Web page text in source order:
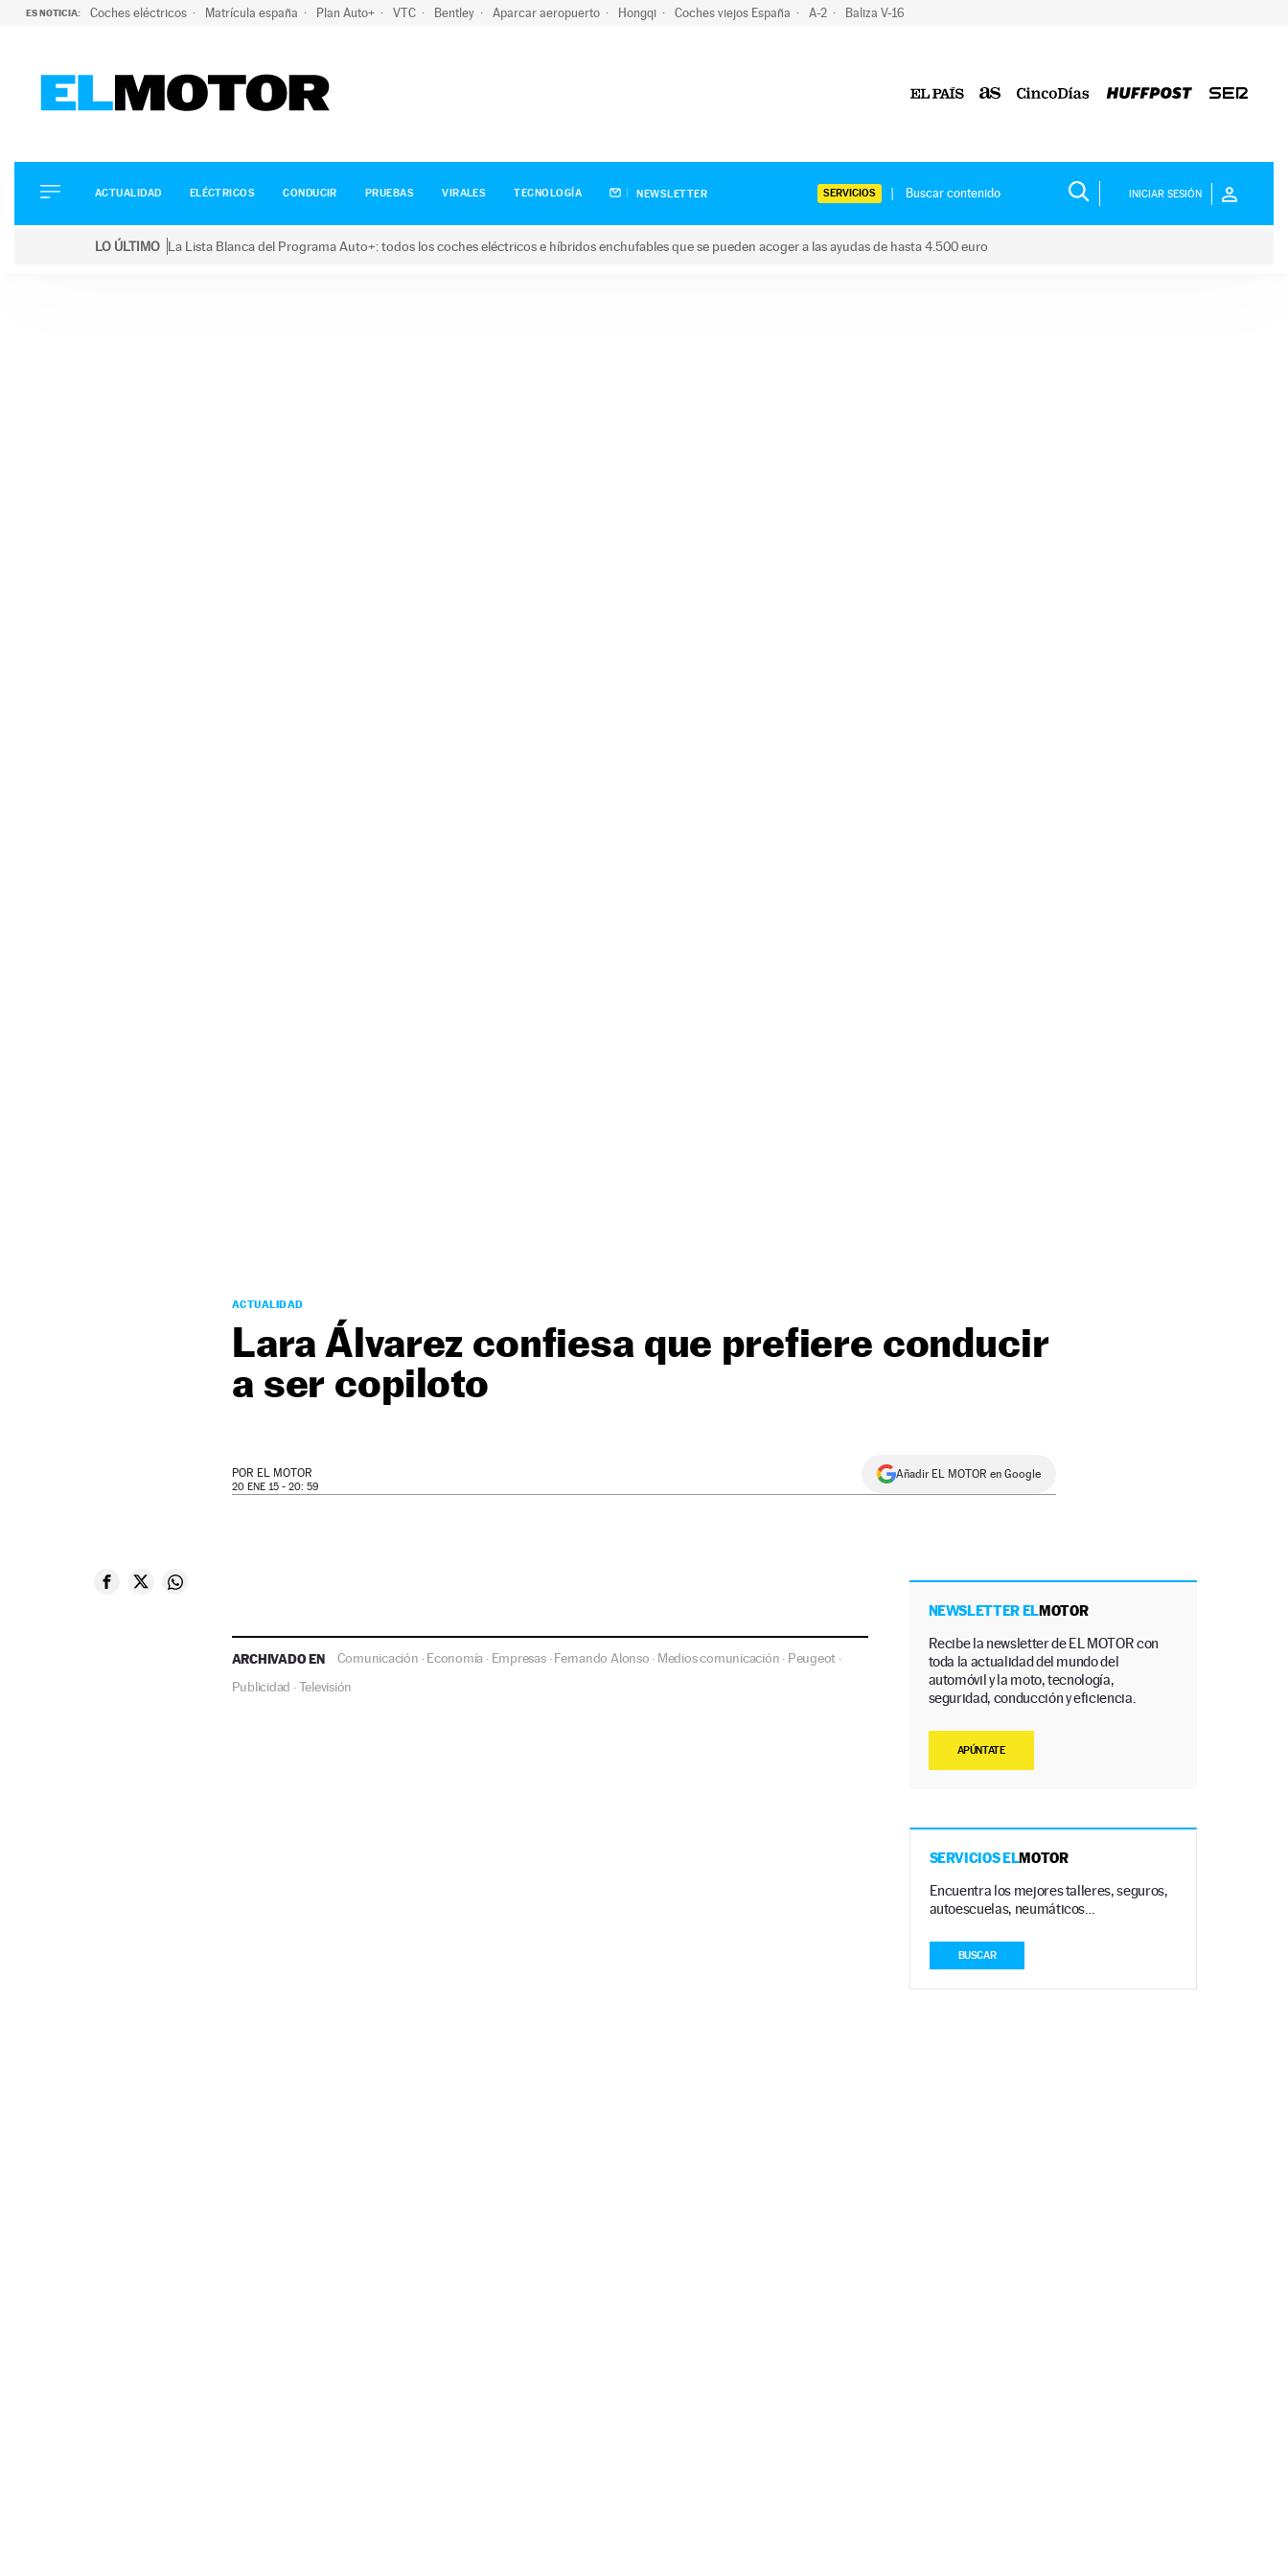
ES NOTICIA: Coches eléctricos Matrícula españa Plan Auto+ VTC Bentley Aparcar aeropuerto Hongqi Coches viejos España A-2 Baliza V-16
ELÉCTRICOS
CONDUCIR
ACTUALIDAD ELÉCTRICOS CONDUCIR PRUEBAS VIRALES TECNOLOGÍA NEWSLETTER SERVICIOS INICIAR SESIÓN
LO ÚLTIMO La Lista Blanca del Programa Auto+: todos los coches eléctricos e híbridos enchufables que se pueden acoger a las ayudas de hasta 4.500 euro
ACTUALIDAD
Lara Álvarez confiesa que prefiere conducir
a ser copiloto
POR EL MOTOR
20 ENE 15 - 20: 59
Añadir EL MOTOR en Google
ARCHIVADO EN Comunicación ·Economía · Empresas·Fernando Alonso · Medios comunicación · Peugeot ·
Publicidad ·Televisión
NEWSLETTER ELMOTOR
Recibe la newsletter de EL MOTOR con
toda la actualidad del mundo del
automóvil y la moto, tecnología,
seguridad, conducción y eficiencia.
APÚNTATE
SERVICIOS ELMOTOR
Encuentra los mejores talleres, seguros,
autoescuelas, neumáticos…
BUSCAR